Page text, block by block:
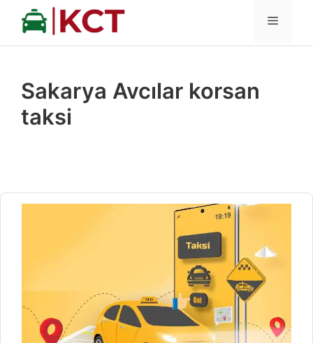
İçeriğe
MENÜ
Sakarya Avcılar korsan
taksi